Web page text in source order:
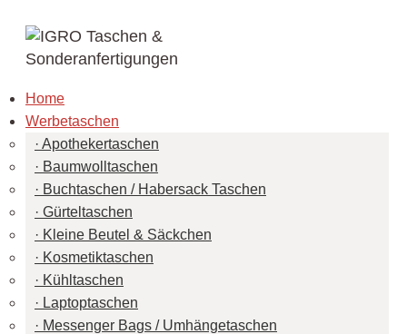
Home
Werbetaschen
Apothekertaschen
Baumwolltaschen
Buchtaschen / Habersack Taschen
Gürteltaschen
Kleine Beutel & Säckchen
Kosmetiktaschen
Kühltaschen
Laptoptaschen
Messenger Bags / Umhängetaschen